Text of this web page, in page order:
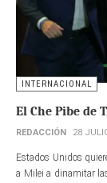
INTERNACIONAL
El Che Pibe de
REDACCIÓN 28
Estados Unidos
a Milei a dinamitar